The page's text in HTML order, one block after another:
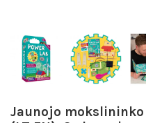
Jaunojo mokslininko